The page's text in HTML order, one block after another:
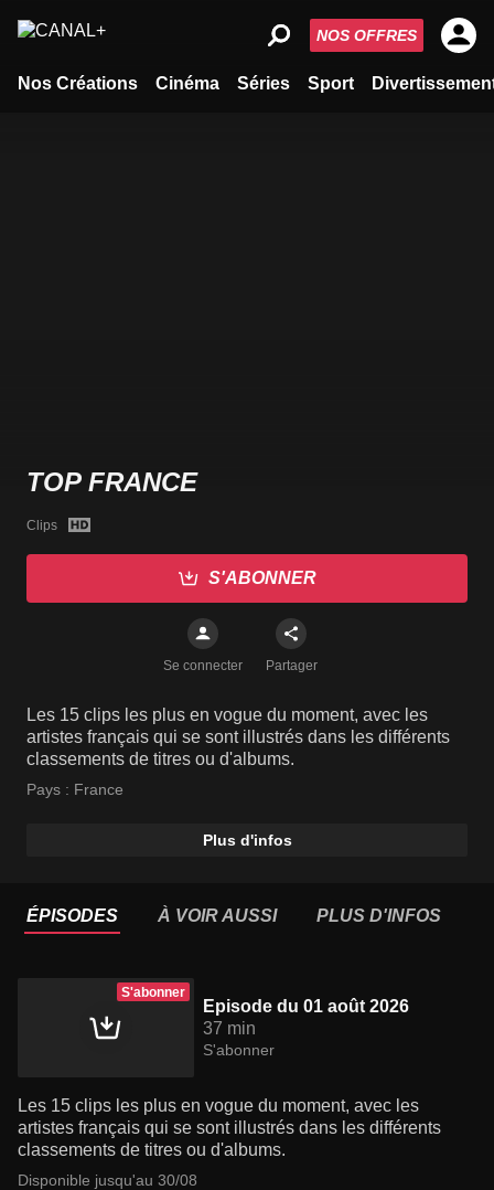
Nos Créations Cinéma Séries Sport
NOS OFFRES
TOP FRANCE
Clips
S'ABONNER
Se connecter Partager
Les 15 clips les plus en vogue du moment, avec les
artistes français qui se sont illustrés dans les différents
classements de titres ou d'albums.
Pays : France
Plus d'infos
ÉPISODES À VOIR AUSSI PLUS D'INFOS
S'abonner
Episode du 01 août 2026
37 min
S'abonner
Les 15 clips les plus en vogue du moment, avec les
artistes français qui se sont illustrés dans les différents
classements de titres ou d'albums.
Disponible jusqu'au 30/08